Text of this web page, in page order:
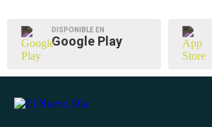
DISPONIBLE EN
Google Play